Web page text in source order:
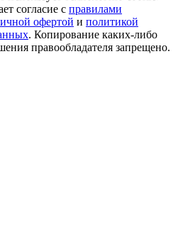
согласие с правилами
офертой и политикой
. Копирование каких-либо
правообладателя запрещено.